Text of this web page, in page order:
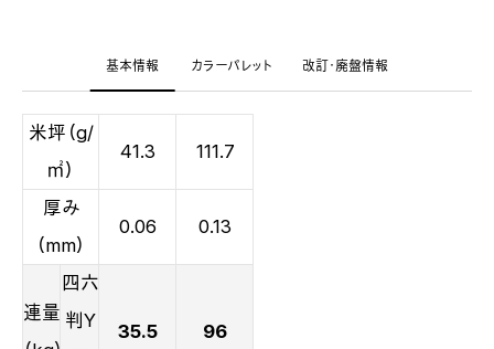
基本情報 カラーパレット 改訂・廃盤情報
米坪（g/
㎡）
41.3 111.7
厚み
（mm）
0.06 0.13
連量
四六
判Y
35.5 96